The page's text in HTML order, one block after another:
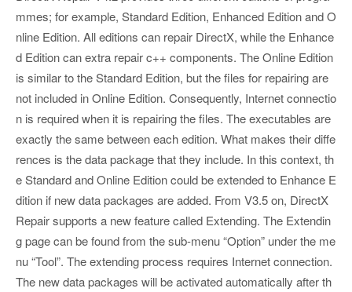
mmes; for example, Standard Edition, Enhanced Edition and O
nline Edition. All editions can repair DirectX, while the Enhance
d Edition can extra repair c++ components. The Online Edition
is similar to the Standard Edition, but the files for repairing are
not included in Online Edition. Consequently, Internet connectio
n is required when it is repairing the files. The executables are
exactly the same between each edition. What makes their diffe
rences is the data package that they include. In this context, th
e Standard and Online Edition could be extended to Enhance E
dition if new data packages are added. From V3.5 on, DirectX
Repair supports a new feature called Extending. The Extendin
g page can be found from the sub-menu “Option” under the me
nu “Tool”. The extending process requires Internet connection.
The new data packages will be activated automatically after th